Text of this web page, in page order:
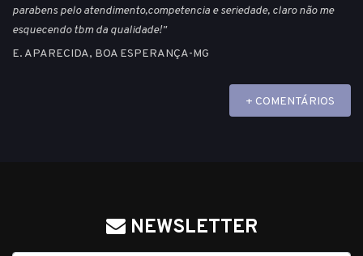
parabens pelo atendimento,competencia e seriedade, claro não me
esquecendo tbm da qualidade!"
E. APARECIDA, BOA ESPERANÇA-MG
+ COMENTÁRIOS
NEWSLETTER